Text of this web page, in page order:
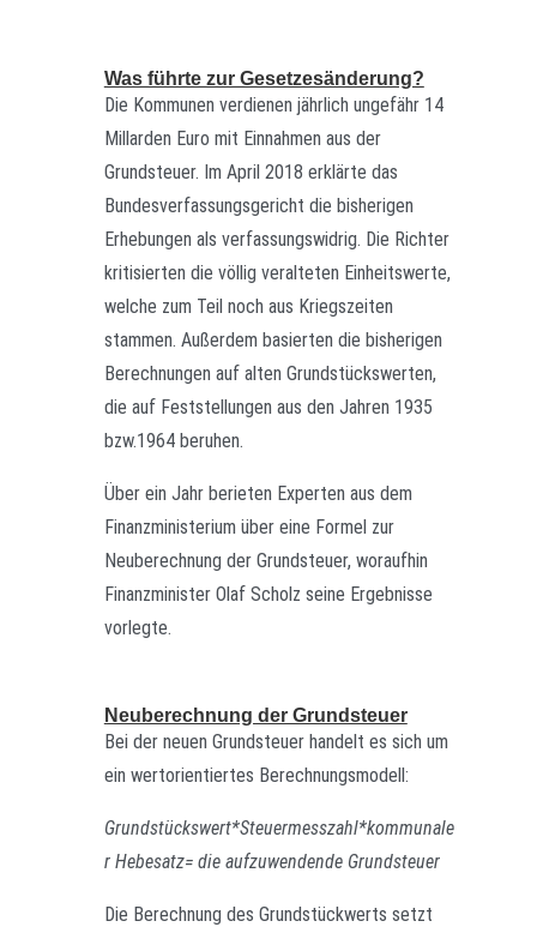
Was führte zur Gesetzesänderung?
Die Kommunen verdienen jährlich ungefähr 14
Millarden Euro mit Einnahmen aus der
Grundsteuer. Im April 2018 erklärte das
Bundesverfassungsgericht die bisherigen
Erhebungen als verfassungswidrig. Die Richter
kritisierten die völlig veralteten Einheitswerte,
welche zum Teil noch aus Kriegszeiten
stammen. Außerdem basierten die bisherigen
Berechnungen auf alten Grundstückswerten,
die auf Feststellungen aus den Jahren 1935
bzw.1964 beruhen.
Über ein Jahr berieten Experten aus dem
Finanzministerium über eine Formel zur
Neuberechnung der Grundsteuer, woraufhin
Finanzminister Olaf Scholz seine Ergebnisse
vorlegte.
Neuberechnung der Grundsteuer
Bei der neuen Grundsteuer handelt es sich um
ein wertorientiertes Berechnungsmodell:
Grundstückswert*Steuermesszahl*kommunale
r Hebesatz= die aufzuwendende Grundsteuer
Die Berechnung des Grundstückwerts setzt